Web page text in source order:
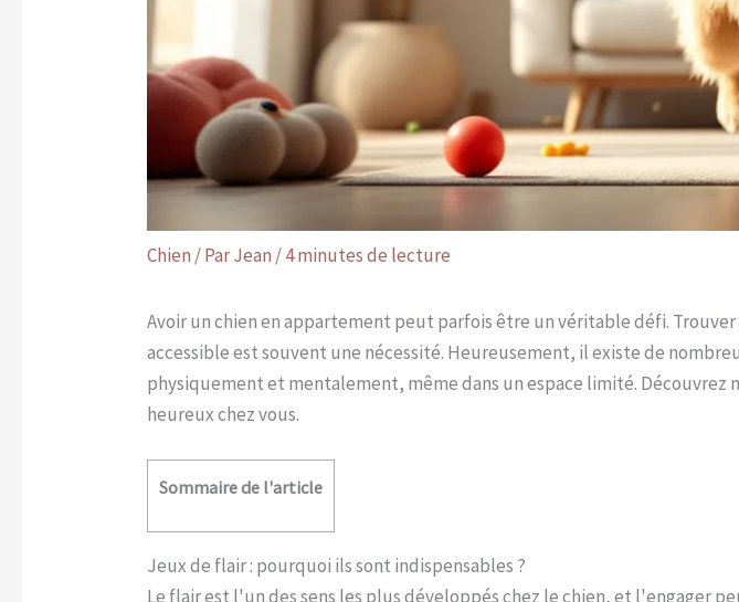
Chien / ParJean /4 minutes de lecture
Avoir un chien en appartement peut parfois être un véritable défi.
accessible est souvent une nécessité. Heureusement, il existe de
physiquement et mentalement, même dans un espace limité.
heureux chez vous.
Sommaire de l'article
Jeux de flair : pourquoi ils sont indispensables ?
Le flair est l'un des sens les plus développés chez le chien, et l'engager